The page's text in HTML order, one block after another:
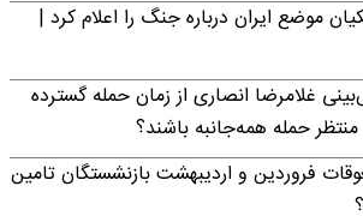
موضع ایران درباره جنگ را اعلام کرد |
غلامرضا انصاری از زمان حمله گسترده
منتظر حمله همه‌جانبه باشند؟
فروردین و اردیبهشت بازنشستگان تامین